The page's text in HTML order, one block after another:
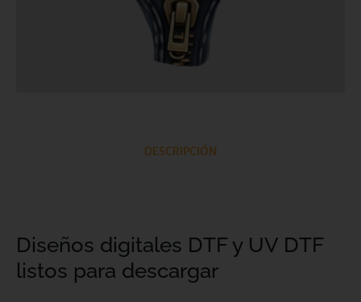
DESCRIPCIÓN
Diseños digitales DTF y UV DTF
listos para descargar